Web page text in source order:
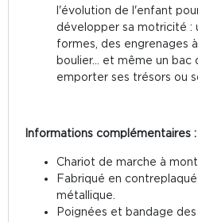
l'évolution de l'enfant
développer sa motricité :
formes, des engrenages
boulier... et même un
emporter ses trésors ou
Informations complémentaires :
Chariot de marche à
Fabriqué en
métallique.
Poignées et bandage